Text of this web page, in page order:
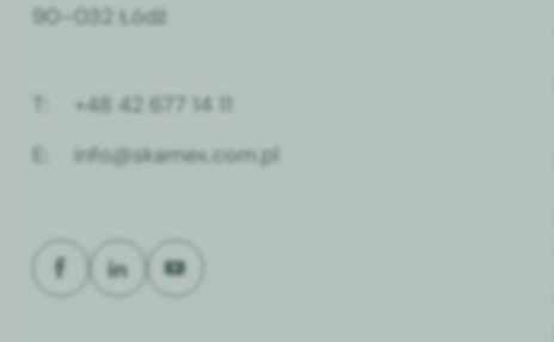
90–032 Łódź
T:
+48 42 677 14 11
E:
info@skamex.com.pl